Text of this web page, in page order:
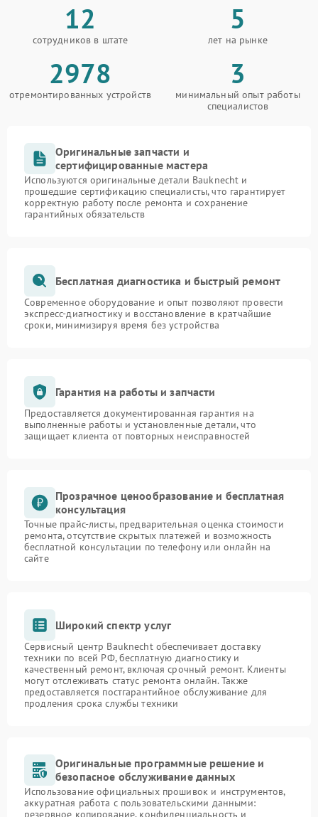
12
сотрудников в штате
5
лет на рынке
2978
отремонтированных устройств
3
минимальный опыт работы
специалистов
Оригинальные запчасти и
сертифицированные мастера
Используются оригинальные детали Bauknecht и
прошедшие сертификацию специалисты, что гарантирует
корректную работу после ремонта и сохранение
гарантийных обязательств
Бесплатная диагностика и быстрый ремонт
Современное оборудование и опыт позволяют провести
экспресс-диагностику и восстановление в кратчайшие
сроки, минимизируя время без устройства
Гарантия на работы и запчасти
Предоставляется документированная гарантия на
выполненные работы и установленные детали, что
защищает клиента от повторных неисправностей
Прозрачное ценообразование и бесплатная
консультация
Точные прайс-листы, предварительная оценка стоимости
ремонта, отсутствие скрытых платежей и возможность
бесплатной консультации по телефону или онлайн на
сайте
Широкий спектр услуг
Сервисный центр Bauknecht обеспечивает доставку
техники по всей РФ, бесплатную диагностику и
качественный ремонт, включая срочный ремонт. Клиенты
могут отслеживать статус ремонта онлайн. Также
предоставляется постгарантийное обслуживание для
продления срока службы техники
Оригинальные программные решение и
безопасное обслуживание данных
Использование официальных прошивок и инструментов,
аккуратная работа с пользовательскими данными:
резервное копирование, конфиденциальность и